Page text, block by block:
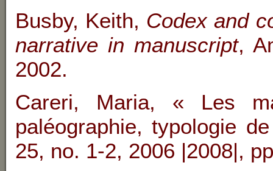
Busby, Keith, Codex and
narrative in manuscript,
2002.
Careri, Maria, « Les
paléographie, typologie
25, no. 1-2, 2006 |2008|,